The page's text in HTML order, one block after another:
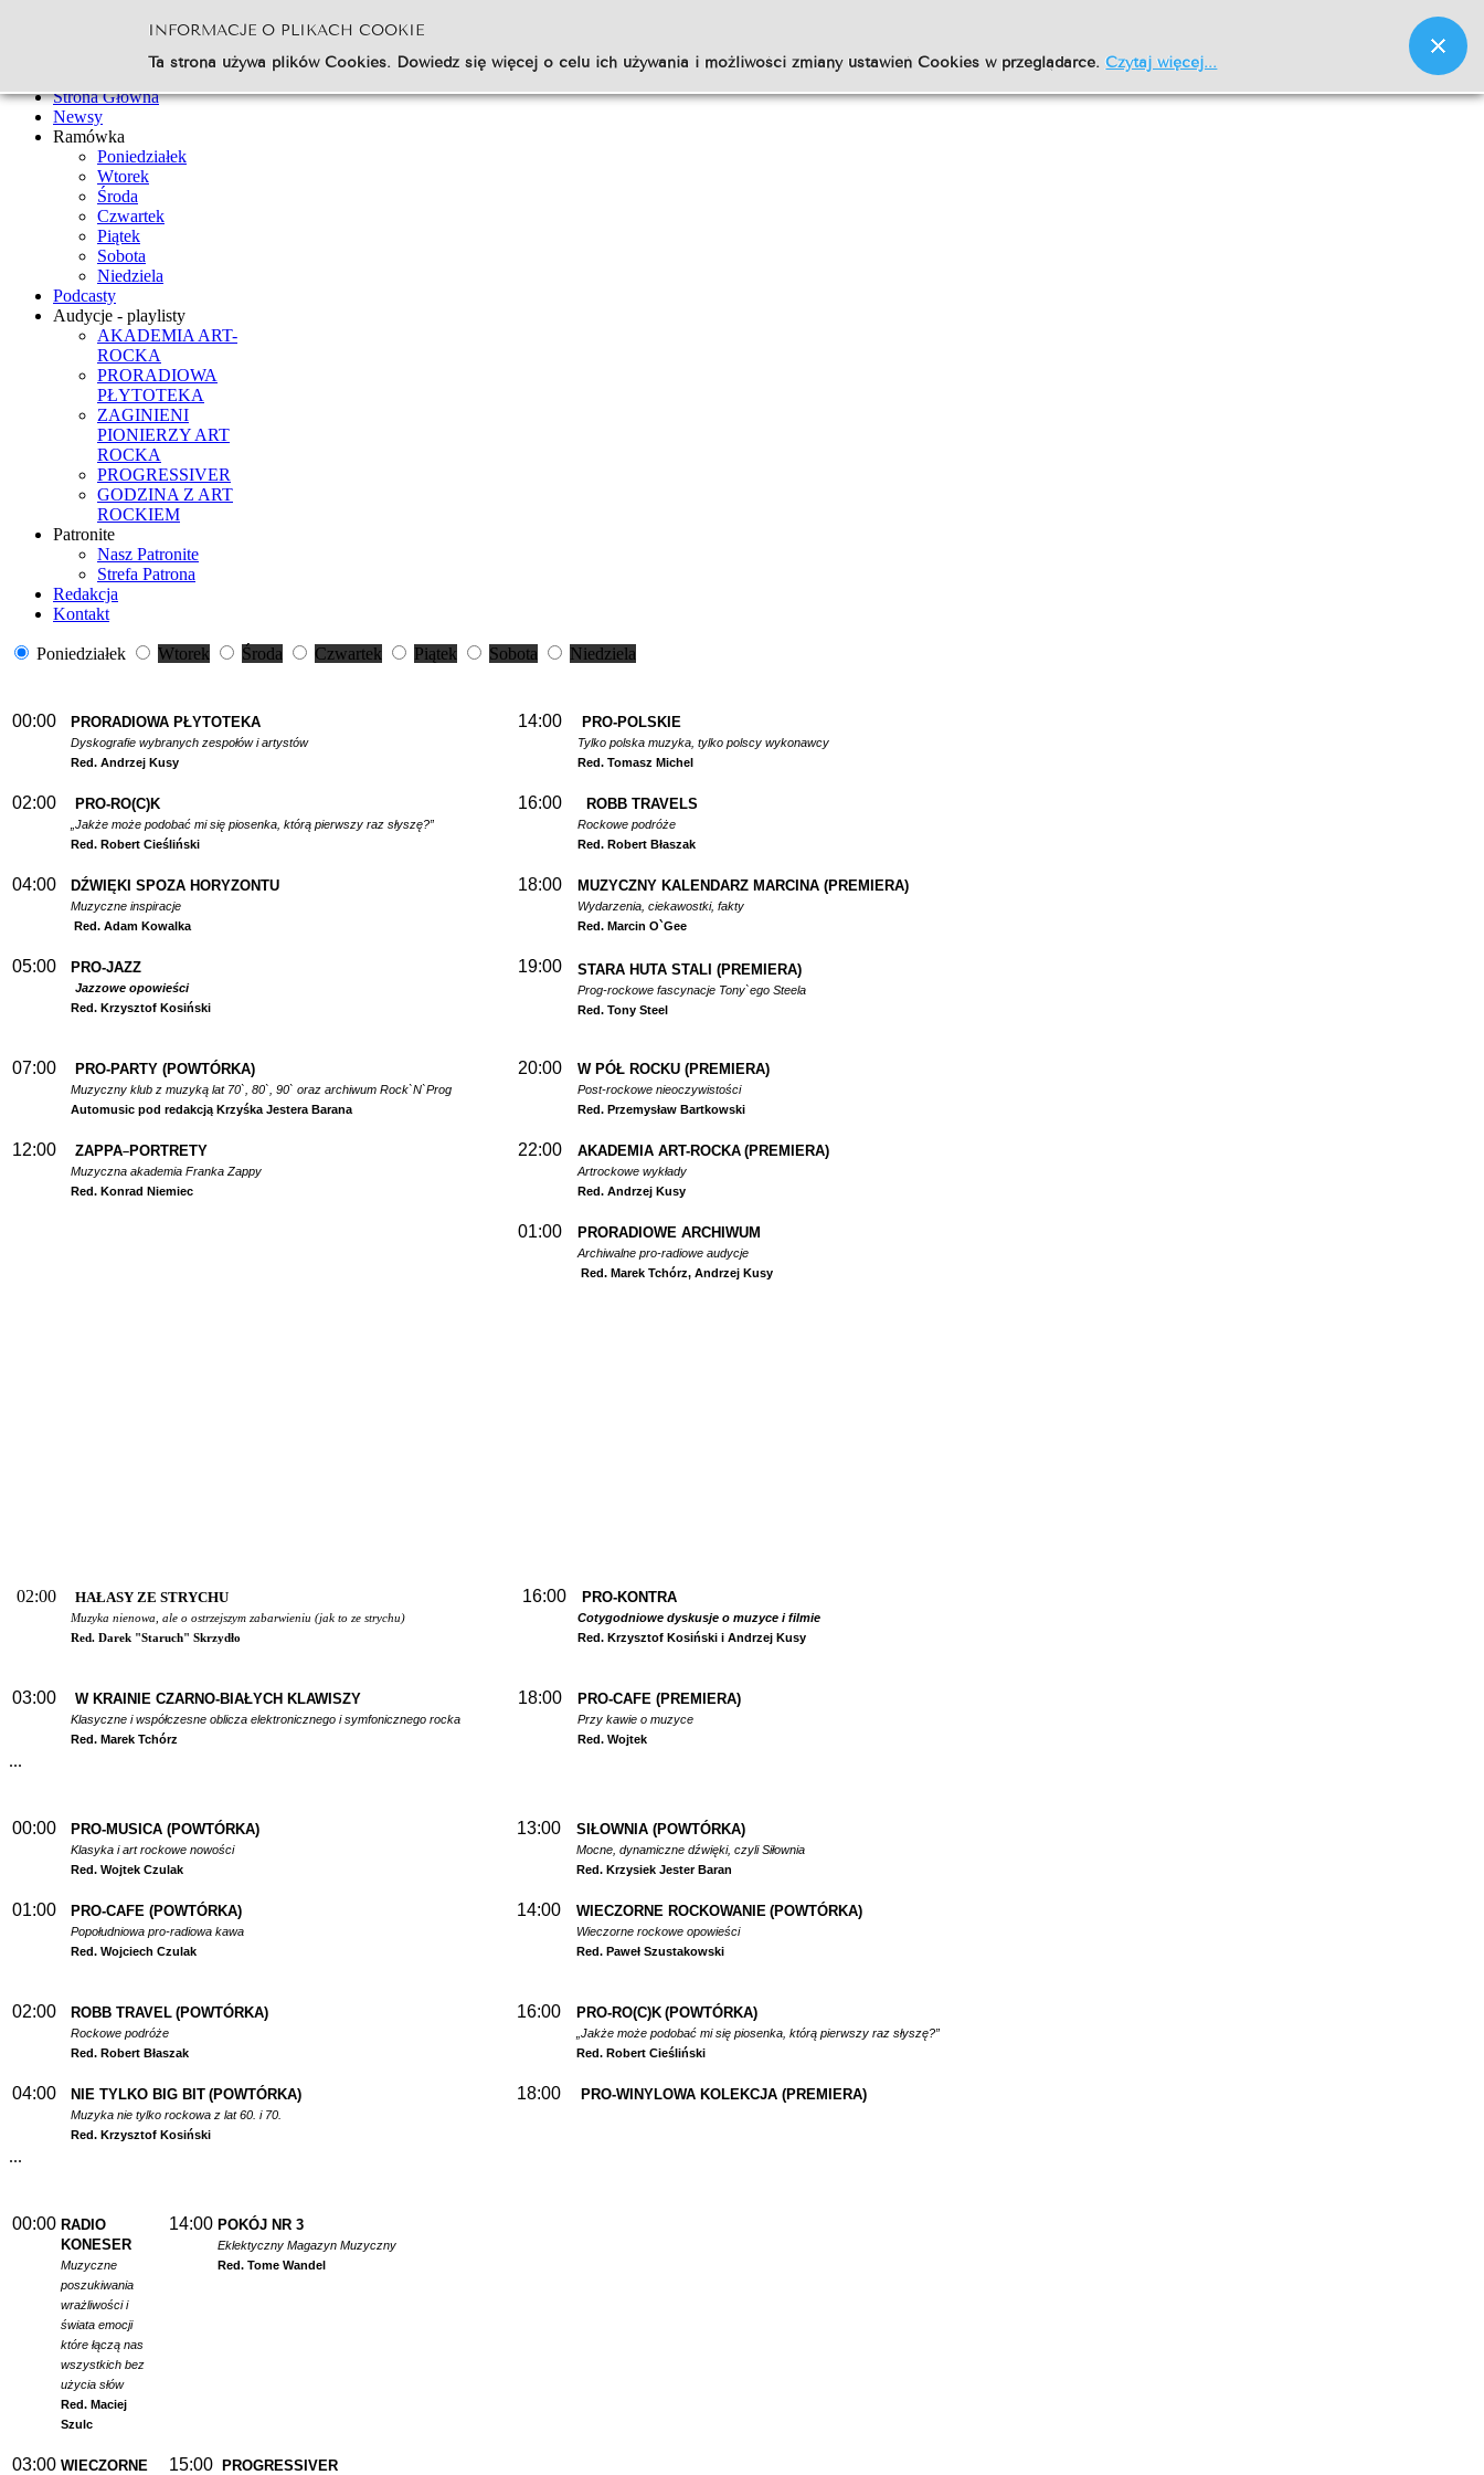
Go
Strona Główna
Newsy
Ramówka
Poniedziałek
Wtorek
Środa
Czwartek
Piątek
Sobota
Niedziela
Podcasty
Audycje - playlisty
AKADEMIA ART-
ROCKA
PRORADIOWA
PŁYTOTEKA
ZAGINIENI
PIONIERZY ART
ROCKA
PROGRESSIVER
GODZINA Z ART
ROCKIEM
Patronite
Nasz Patronite
Strefa Patrona
Redakcja
Kontakt
Poniedziałek Wtorek Środa Czwartek Piątek Sobota Niedziela
00:00 PRORADIOWA PŁYTOTEKA
Dyskografie wybranych zespołów i artystów
Red. Andrzej Kusy
14:00 PRO-POLSKIE
Tylko polska muzyka, tylko polscy wykonawcy
Red. Tomasz Michel
02:00 PRO-RO(C)K
„Jakże może podobać mi się piosenka, którą pierwszy raz słyszę?”
Red. Robert Cieśliński
16:00 ROBB TRAVELS
Rockowe podróże
Red. Robert Błaszak
04:00 DŹWIĘKI SPOZA HORYZONTU
Muzyczne inspiracje
Red. Adam Kowalka
18:00 MUZYCZNY KALENDARZ MARCINA (PREMIERA)
Wydarzenia, ciekawostki, fakty
Red. Marcin O`Gee
05:00 PRO-JAZZ
Jazzowe opowieści
Red. Krzysztof Kosiński
19:00 STARA HUTA STALI (PREMIERA)
Prog-rockowe fascynacje Tony`ego Steela
Red. Tony Steel
07:00 PRO-PARTY (POWTÓRKA)
Muzyczny klub z muzyką lat 70`, 80`, 90` oraz archiwum Rock`N`Prog
Automusic pod redakcją Krzyśka Jestera Barana
20:00 W PÓŁ ROCKU (PREMIERA)
Post-rockowe nieoczywistości
Red. Przemysław Bartkowski
12:00 ZAPPA–PORTRETY
Muzyczna akademia Franka Zappy
Red. Konrad Niemiec
22:00 AKADEMIA ART-ROCKA (PREMIERA)
Artrockowe wykłady
Red. Andrzej Kusy
01:00 PRORADIOWE ARCHIWUM
Archiwalne pro-radiowe audycje
Red. Marek Tchórz, Andrzej Kusy
02:00 HAŁASY ZE STRYCHU
Muzyka nienowa, ale o ostrzejszym zabarwieniu (jak to ze strychu)
Red. Darek "Staruch" Skrzydło
16:00 PRO-KONTRA
Cotygodniowe dyskusje o muzyce i filmie
Red. Krzysztof Kosiński i Andrzej Kusy
03:00 W KRAINIE CZARNO-BIAŁYCH KLAWISZY
Klasyczne i współczesne oblicza elektronicznego i symfonicznego rocka
Red. Marek Tchórz
18:00 PRO-CAFE (PREMIERA)
Przy kawie o muzyce
Red. Wojtek
...
00:00 PRO-MUSICA (POWTÓRKA)
Klasyka i art rockowe nowości
Red. Wojtek Czulak
13:00 SIŁOWNIA (POWTÓRKA)
Mocne, dynamiczne dźwięki, czyli Siłownia
Red. Krzysiek Jester Baran
01:00 PRO-CAFE (POWTÓRKA)
Popołudniowa pro-radiowa kawa
Red. Wojciech Czulak
14:00 WIECZORNE ROCKOWANIE (POWTÓRKA)
Wieczorne rockowe opowieści
Red. Paweł Szustakowski
02:00 ROBB TRAVEL (POWTÓRKA)
Rockowe podróże
Red. Robert Błaszak
16:00 PRO-RO(C)K (POWTÓRKA)
„Jakże może podobać mi się piosenka, którą pierwszy raz słyszę?”
Red. Robert Cieśliński
04:00 NIE TYLKO BIG BIT (POWTÓRKA)
Muzyka nie tylko rockowa z lat 60. i 70.
Red. Krzysztof Kosiński
18:00 PRO-WINYLOWA KOLEKCJA (PREMIERA)
...
00:00 RADIO
KONESER
Muzyczne
poszukiwania
wrażliwości i
świata emocji
które łączą nas
wszystkich bez
użycia słów
Red. Maciej
Szulc
14:00 POKÓJ NR 3
Eklektyczny Magazyn Muzyczny
Red. Tome Wandel
03:00 WIECZORNE
15:00 PROGRESSIVER
INFORMACJE O PLIKACH COOKIE
Ta strona używa plików Cookies. Dowiedz się więcej o celu ich używania i możliwości zmiany ustawień Cookies w przeglądarce.Czytaj więcej...